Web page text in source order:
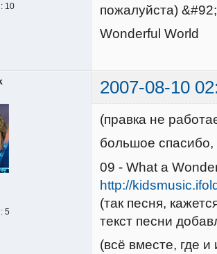
10
пожалуйста)
Wonderful World
2007-08-10
5
(правка не
большое спасибо,
09 - What a
http://
(так песня,
текст песни
(всё вместе, где